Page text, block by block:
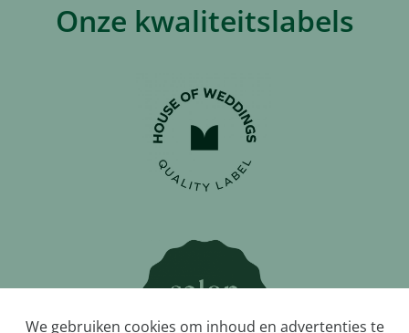
We gebruiken cookies om inhoud en advertenties te
Onze kwaliteitslabels